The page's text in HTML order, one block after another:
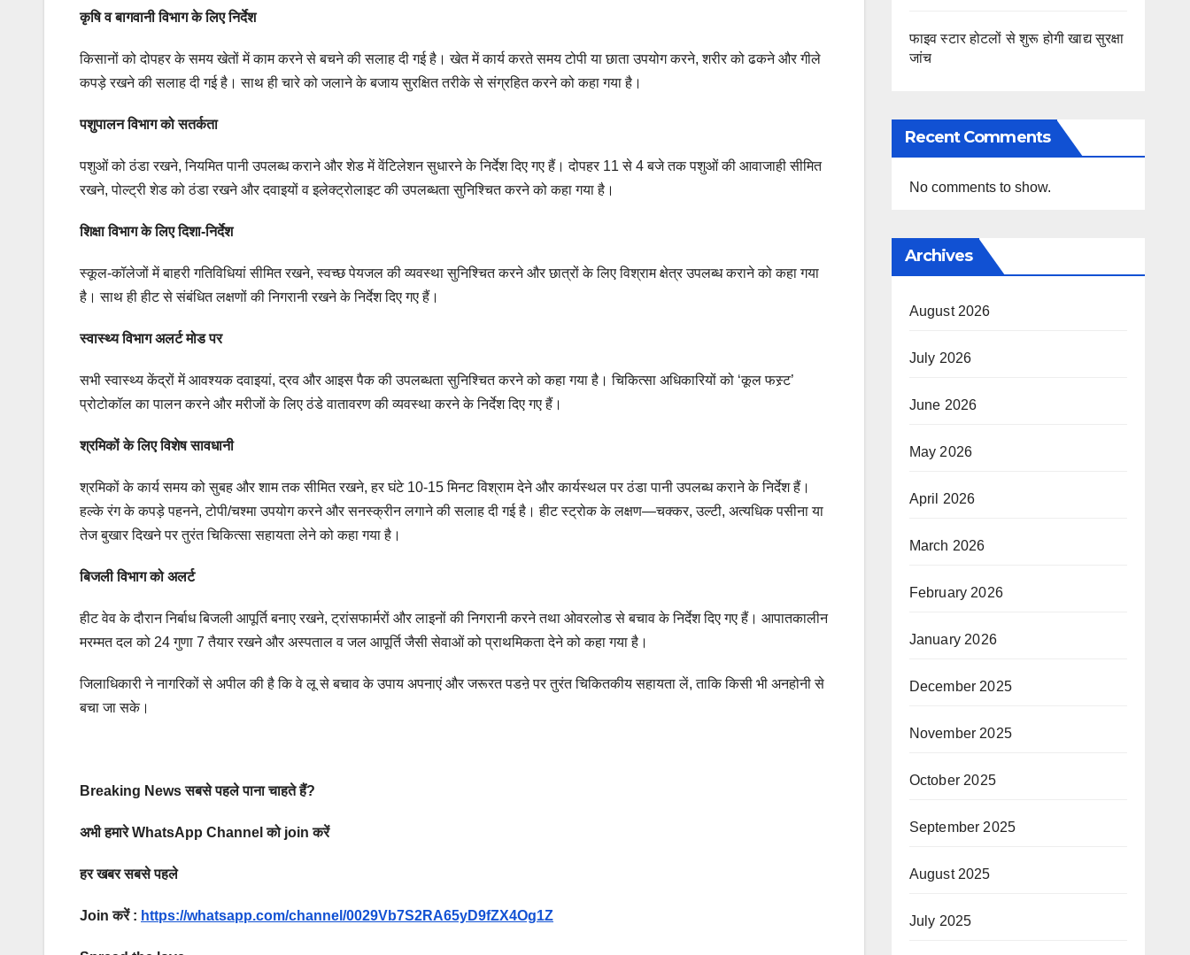
कृषि व बागवानी विभाग के लिए निर्देश
किसानों को दोपहर के समय खेतों में काम करने से बचने की सलाह दी गई है। खेत में कार्य करते समय टोपी या छाता उपयोग करने, शरीर को ढकने और गीले
कपड़े रखने की सलाह दी गई है। साथ ही चारे को जलाने के बजाय सुरक्षित तरीके से संग्रहित करने को कहा गया है।
पशुपालन विभाग को सतर्कता
पशुओं को ठंडा रखने, नियमित पानी उपलब्ध कराने और शेड में वेंटिलेशन सुधारने के निर्देश दिए गए हैं। दोपहर 11 से 4 बजे तक पशुओं की आवाजाही सीमित
रखने, पोल्ट्री शेड को ठंडा रखने और दवाइयों व इलेक्ट्रोलाइट की उपलब्धता सुनिश्चित करने को कहा गया है।
शिक्षा विभाग के लिए दिशा-निर्देश
स्कूल-कॉलेजों में बाहरी गतिविधियां सीमित रखने, स्वच्छ पेयजल की व्यवस्था सुनिश्चित करने और छात्रों के लिए विश्राम क्षेत्र उपलब्ध कराने को कहा गया
है। साथ ही हीट से संबंधित लक्षणों की निगरानी रखने के निर्देश दिए गए हैं।
स्वास्थ्य विभाग अलर्ट मोड पर
सभी स्वास्थ्य केंद्रों में आवश्यक दवाइयां, द्रव और आइस पैक की उपलब्धता सुनिश्चित करने को कहा गया है। चिकित्सा अधिकारियों को ‘कूल फस्र्ट’
प्रोटोकॉल का पालन करने और मरीजों के लिए ठंडे वातावरण की व्यवस्था करने के निर्देश दिए गए हैं।
श्रमिकों के लिए विशेष सावधानी
श्रमिकों के कार्य समय को सुबह और शाम तक सीमित रखने, हर घंटे 10-15 मिनट विश्राम देने और कार्यस्थल पर ठंडा पानी उपलब्ध कराने के निर्देश हैं।
हल्के रंग के कपड़े पहनने, टोपी/चश्मा उपयोग करने और सनस्क्रीन लगाने की सलाह दी गई है। हीट स्ट्रोक के लक्षण—चक्कर, उल्टी, अत्यधिक पसीना या
तेज बुखार दिखने पर तुरंत चिकित्सा सहायता लेने को कहा गया है।
बिजली विभाग को अलर्ट
हीट वेव के दौरान निर्बाध बिजली आपूर्ति बनाए रखने, ट्रांसफार्मरों और लाइनों की निगरानी करने तथा ओवरलोड से बचाव के निर्देश दिए गए हैं। आपातकालीन
मरम्मत दल को 24 गुणा 7 तैयार रखने और अस्पताल व जल आपूर्ति जैसी सेवाओं को प्राथमिकता देने को कहा गया है।
जिलाधिकारी ने नागरिकों से अपील की है कि वे लू से बचाव के उपाय अपनाएं और जरूरत पडऩे पर तुरंत चिकितकीय सहायता लें, ताकि किसी भी अनहोनी से
बचा जा सके।
Breaking News सबसे पहले पाना चाहते हैं?
अभी हमारे WhatsApp Channel को join करें
हर खबर सबसे पहले
Join करें : https://whatsapp.com/channel/0029Vb7S2RA65yD9fZX4Og1Z
फाइव स्टार होटलों से शुरू होगी खाद्य सुरक्षा
जांच
Recent Comments
No comments to show.
Archives
August 2026
July 2026
June 2026
May 2026
April 2026
March 2026
February 2026
January 2026
December 2025
November 2025
October 2025
September 2025
August 2025
July 2025